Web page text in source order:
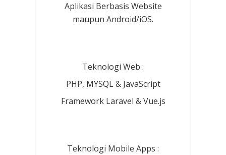
Aplikasi Berbasis Website
maupun Android/iOS.
Teknologi Web :
PHP, MYSQL & JavaScript
Framework Laravel & Vue.js
Teknologi Mobile Apps :